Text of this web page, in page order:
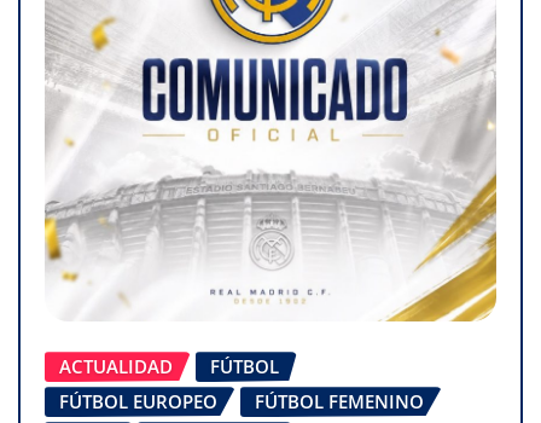
ACTUALIDAD
FÚTBOL
FÚTBOL EUROPEO
FÚTBOL FEMENINO